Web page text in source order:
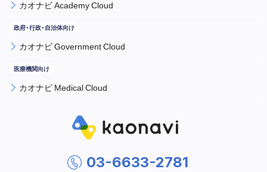
カオナビ Academy Cloud
カオナビ Government Cloud
カオナビ Medical Cloud
03-6633-2781